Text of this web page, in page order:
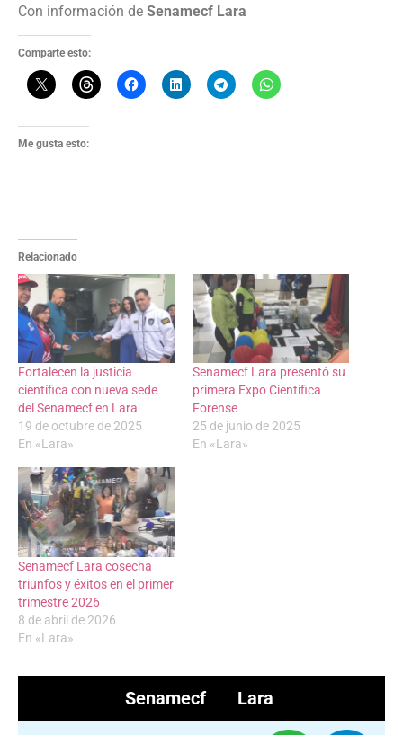
Con información de Senamecf Lara
Comparte esto:
Me gusta esto:
Relacionado
Fortalecen la justicia
científica con nueva sede
del Senamecf en Lara
19 de octubre de 2025
En «Lara»
Senamecf Lara presentó su
primera Expo Científica
Forense
25 de junio de 2025
En «Lara»
Senamecf Lara cosecha
triunfos y éxitos en el primer
trimestre 2026
8 de abril de 2026
En «Lara»
Senamecf Lara